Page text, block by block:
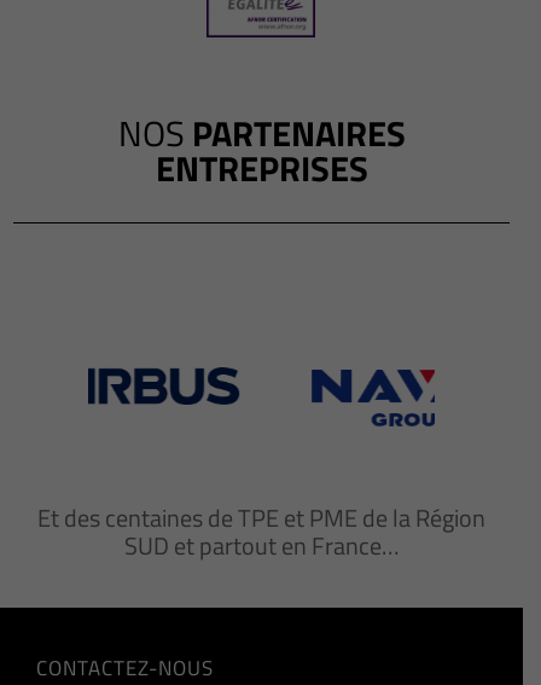
NOS PARTENAIRES
ENTREPRISES
Et des centaines de TPE et PME de la Région
SUD et partout en France…
CONTACTEZ-NOUS